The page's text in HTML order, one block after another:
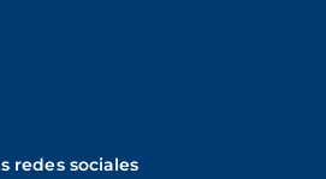
redes sociales